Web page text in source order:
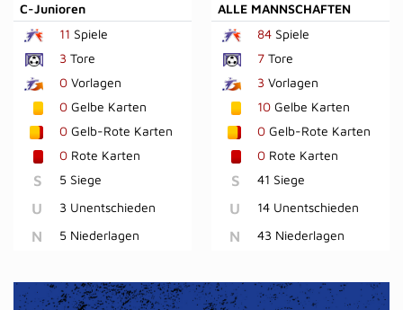
C-Junioren
11 Spiele
3 Tore
0 Vorlagen
0 Gelbe Karten
0 Gelb-Rote Karten
0 Rote Karten
S 5 Siege
U 3 Unentschieden
N 5 Niederlagen
ALLE MANNSCHAFTEN
84Spiele
7Tore
3 Vorlagen
10Gelbe Karten
0Gelb-Rote Karten
0Rote Karten
S 41 Siege
U 14 Unentschieden
N 43 Niederlagen